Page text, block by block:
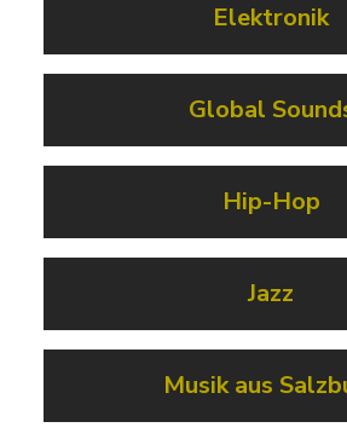
Elektronik
Global
Hip-Hop
Jazz
Musik aus